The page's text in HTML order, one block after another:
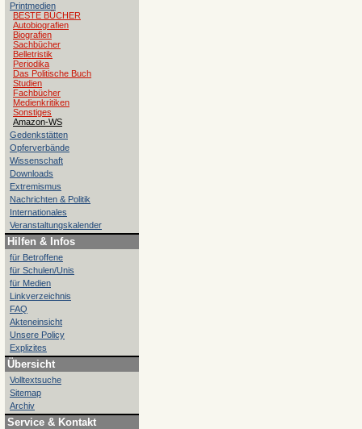
Printmedien
BESTE BÜCHER
Autobiografien
Biografien
Sachbücher
Belletristik
Periodika
Das Politische Buch
Studien
Fachbücher
Medienkritiken
Sonstiges
Amazon-WS
Gedenkstätten
Opferverbände
Wissenschaft
Downloads
Extremismus
Nachrichten & Politik
Internationales
Veranstaltungskalender
Hilfen & Infos
für Betroffene
für Schulen/Unis
für Medien
Linkverzeichnis
FAQ
Akteneinsicht
Unsere Policy
Explizites
Übersicht
Volltextsuche
Sitemap
Archiv
Service & Kontakt